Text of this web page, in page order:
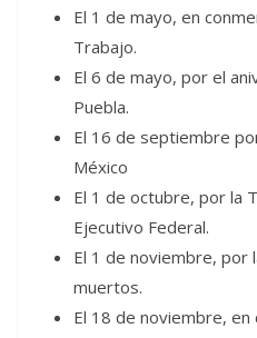
El 1 de mayo, en
Trabajo.
El 6 de mayo, por el
Puebla.
El 16 de septiembre
México
El 1 de octubre, por la
Ejecutivo Federal.
El 1 de noviembre, por
muertos.
El 18 de noviembre,